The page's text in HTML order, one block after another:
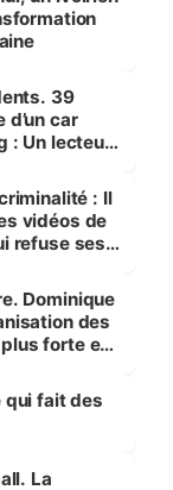
39
car
: Un lecteur
: Il
vidéos de
refuse ses
Dominique
des
forte et
»
qui fait des
La